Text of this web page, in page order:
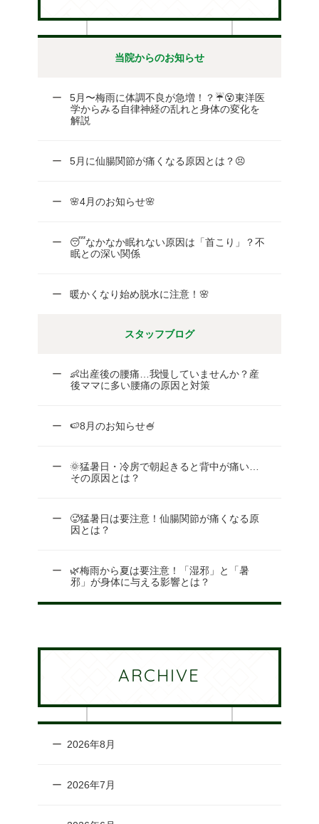
当院からのお知らせ
5月〜梅雨に体調不良が急増！？☔😵東洋医
学からみる自律神経の乱れと身体の変化を
解説
5月に仙腸関節が痛くなる原因とは？😣
🌸4月のお知らせ🌸
😴なかなか眠れない原因は「首こり」？不
眠との深い関係
暖かくなり始め脱水に注意！🌸
スタッフブログ
👶出産後の腰痛…我慢していませんか？産
後ママに多い腰痛の原因と対策
🍉8月のお知らせ🍧
🌞猛暑日・冷房で朝起きると背中が痛い…
その原因とは？
🥵猛暑日は要注意！仙腸関節が痛くなる原
因とは？
🌿梅雨から夏は要注意！「湿邪」と「暑
邪」が身体に与える影響とは？
ARCHIVE
2026年8月
2026年7月